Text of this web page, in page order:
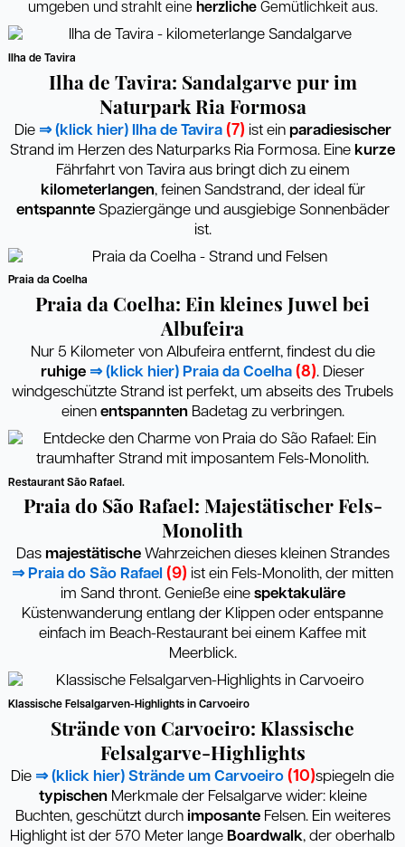
umgeben und strahlt eine herzlicheGemütlichkeit aus.
Ilha de Tavira
Ilha de Tavira: Sandalgarve pur im
Naturpark Ria Formosa
Die ⇒ (klick hier) Ilha de Tavira (7) ist ein paradiesischer
Strand im Herzen des Naturparks Ria Formosa. Eine kurze
Fährfahrt von Tavira aus bringt dich zu einem
kilometerlangen, feinen Sandstrand, der ideal für
entspannteSpaziergänge und ausgiebige Sonnenbäder
ist.
Praia da Coelha
Praia da Coelha: Ein kleines Juwel bei
Albufeira
Nur 5 Kilometer von Albufeira entfernt, findest du die
ruhige ⇒ (klick hier) Praia da Coelha (8). Dieser
windgeschützte Strand ist perfekt, um abseits des Trubels
einen entspanntenBadetag zu verbringen.
Restaurant São Rafael.
Praia do São Rafael: Majestätischer Fels-
Monolith
Das majestätischeWahrzeichen dieses kleinen Strandes
⇒ Praia do São Rafael (9) ist ein Fels-Monolith, der mitten
im Sand thront. Genieße eine spektakuläre
Küstenwanderung entlang der Klippen oder entspanne
einfach im Beach-Restaurant bei einem Kaffee mit
Meerblick.
Klassische Felsalgarven-Highlights in Carvoeiro
Strände von Carvoeiro: Klassische
Felsalgarve-Highlights
Die ⇒ (klick hier) Strände um Carvoeiro (10)spiegeln die
typischenMerkmale der Felsalgarve wider: kleine
Buchten, geschützt durch imposanteFelsen. Ein weiteres
Highlight ist der 570 Meter lange Boardwalk, der oberhalb